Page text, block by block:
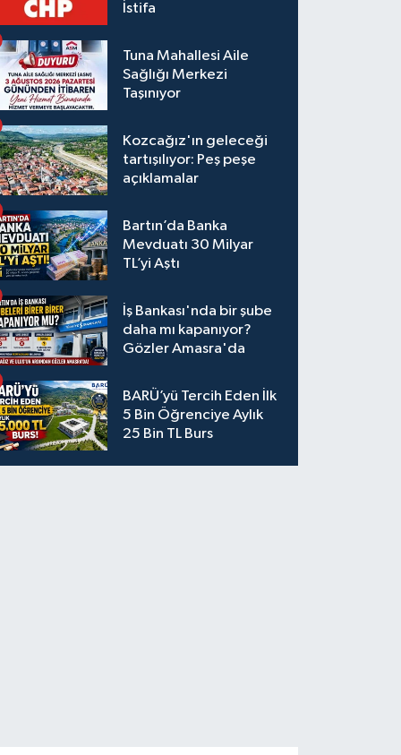
İstifa
Tuna Mahallesi Aile
Sağlığı Merkezi
Taşınıyor
Kozcağız'ın geleceği
tartışılıyor: Peş peşe
açıklamalar
Bartın’da Banka
Mevduatı 30 Milyar
TL’yi Aştı
İş Bankası'nda bir şube
daha mı kapanıyor?
Gözler Amasra'da
BARÜ’yü Tercih Eden İlk
5 Bin Öğrenciye Aylık
25 Bin TL Burs